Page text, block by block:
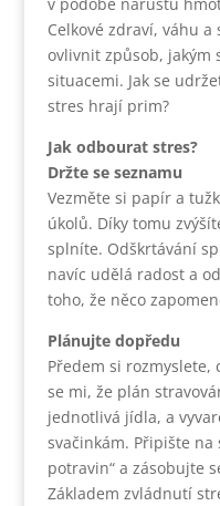
Celkové zdraví, váhu
ovlivnit způsob, jakým
situacemi. Jak se
stres hrají prim?
Jak odbourat stres?
Držte se seznamu
Vezměte si papír a
úkolů. Díky tomu
splníte. Odškrtávání
navíc udělá radost a
toho, že něco
Plánujte dopředu
Předem si rozmyslete,
se mi, že plán
jednotlivá jídla, a
svačinkám. Připište na
potravin“ a zásobujte
Základem zvládnutí